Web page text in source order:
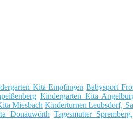
Kita Empfingen Babysport
Kindergarten Kita
Miesbach Kinderturnen Leubsdorf,
Donauwörth Tagesmutter